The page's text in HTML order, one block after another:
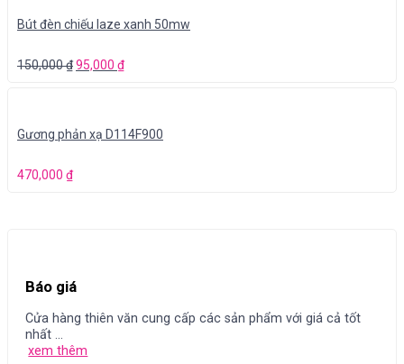
Bút đèn chiếu laze xanh 50mw
150,000₫95,000 ₫
Gương phản xạ D114F900
470,000 ₫
Báo giá
Cửa hàng thiên văn cung cấp các sản phẩm với giá cả tốt
nhất ...
xem thêm